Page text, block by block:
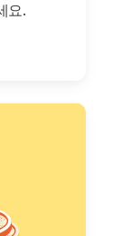
요.